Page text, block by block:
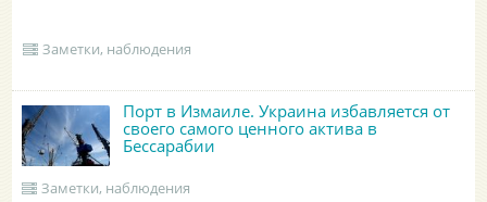
Заметки, наблюдения
Порт в Измаиле. Украина избавляется от
своего самого ценного актива в
Бессарабии
Заметки, наблюдения